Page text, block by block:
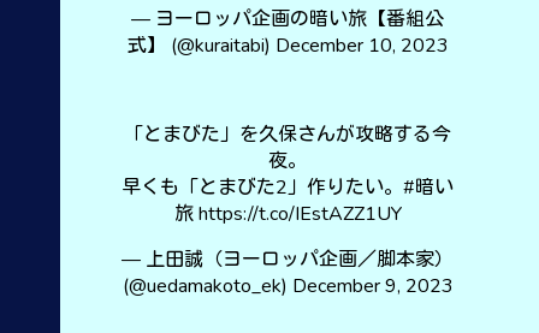
— ヨーロッパ企画の暗い旅【番組公
式】 (@kuraitabi) December 10, 2023
「とまびた」を久保さんが攻略する今
夜。
早くも「とまびた2」作りたい。#暗い
旅 https://t.co/IEstAZZ1UY
— 上田誠（ヨーロッパ企画／脚本家）
(@uedamakoto_ek) December 9, 2023